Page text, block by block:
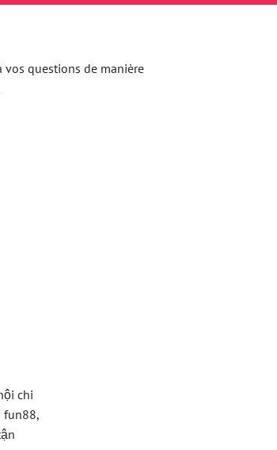
vos questions de manière
chi
fun88,